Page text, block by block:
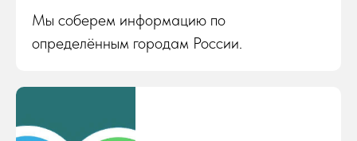
Мы соберем информацию по
определённым городам России.